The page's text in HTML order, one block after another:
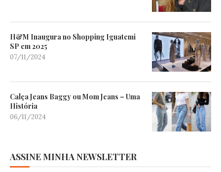
H&M Inaugura no Shopping Iguatemi
SP em 2025
07/11/2024
Calça Jeans Baggy ou Mom Jeans – Uma
História
06/11/2024
ASSINE MINHA NEWSLETTER